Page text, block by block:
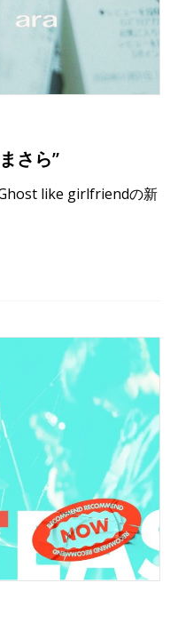
さら”
like girlfriendの新